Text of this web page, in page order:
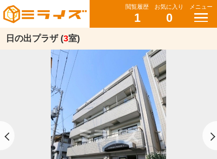
閲覧履歴
1
お気に入り
0
メニュー
日の出プラザ (3室)